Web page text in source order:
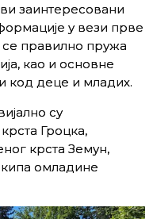
заинтересовани
у вези прве
се правилно пружа
као и основне
код деце и младих.
су
Гроцка,
крста Земун,
омладине